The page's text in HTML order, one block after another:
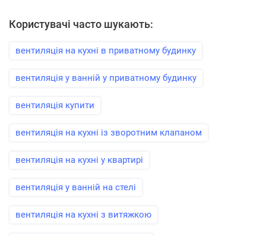
Користувачі часто шукають:
вентиляція на кухні в приватному будинку
вентиляція у ванній у приватному будинку
вентиляція купити
вентиляція на кухні із зворотним клапаном
вентиляція на кухні у квартирі
вентиляція у ванній на стелі
вентиляція на кухні з витяжкою